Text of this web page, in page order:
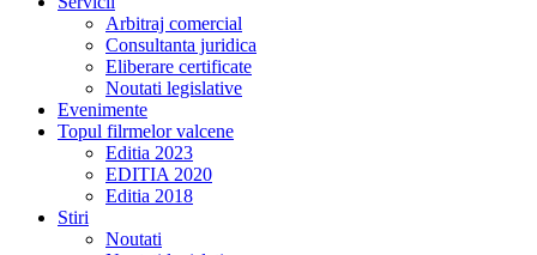
Arbitraj comercial
Consultanta juridica
Eliberare certificate
Noutati legislative
Evenimente
Topul filrmelor valcene
Editia 2023
EDITIA 2020
Editia 2018
Stiri
Noutati